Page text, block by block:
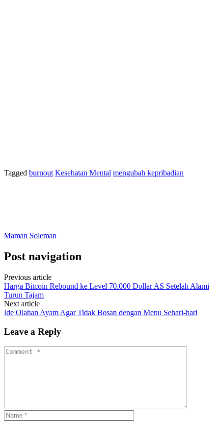
Tagged burnout Kesehatan Mental mengubah kepribadian
Maman Soleman
Post navigation
Previous article
Harga Bitcoin Rebound ke Level 70.000 Dollar AS Setelah Alami
Turun Tajam
Next article
Ide Olahan Ayam Agar Tidak Bosan dengan Menu Sehari-hari
Leave a Reply